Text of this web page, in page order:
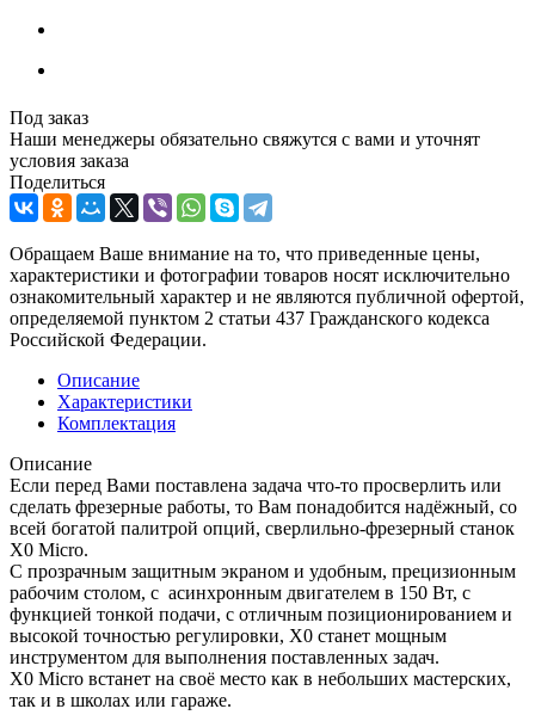
Под заказ
Наши менеджеры обязательно свяжутся с вами и уточнят
условия заказа
Поделиться
Обращаем Ваше внимание на то, что приведенные цены,
характеристики и фотографии товаров носят исключительно
ознакомительный характер и не являются публичной офертой,
определяемой пунктом 2 статьи 437 Гражданского кодекса
Российской Федерации.
Описание
Характеристики
Комплектация
Описание
Если перед Вами поставлена задача что-то просверлить или
сделать фрезерные работы, то Вам понадобится надёжный, со
всей богатой палитрой опций, сверлильно-фрезерный станок
X0 Micro.
С прозрачным защитным экраном и удобным, прецизионным
рабочим столом, с асинхронным двигателем в 150 Вт, с
функцией тонкой подачи, с отличным позиционированием и
высокой точностью регулировки, X0 станет мощным
инструментом для выполнения поставленных задач.
X0 Micro встанет на своё место как в небольших мастерских,
так и в школах или гараже.